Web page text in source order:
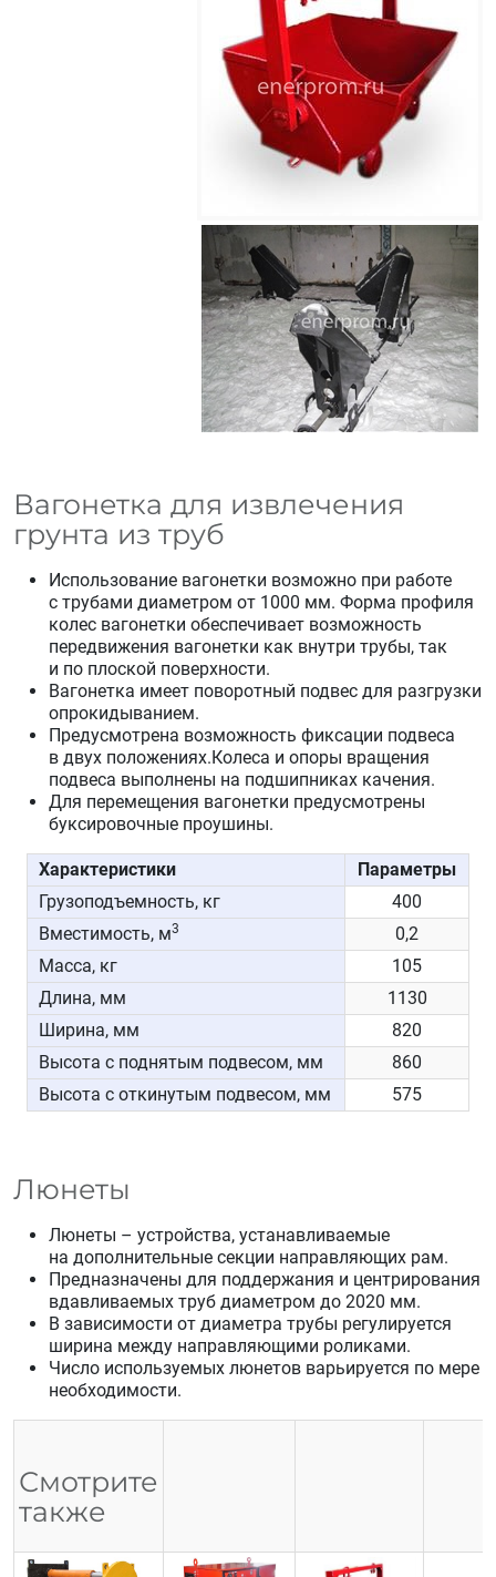
Вагонетка для извлечения
грунта из труб
Использование вагонетки возможно при работе
с трубами диаметром от 1000 мм. Форма профиля
колес вагонетки обеспечивает возможность
передвижения вагонетки как внутри трубы, так
и по плоской поверхности.
Вагонетка имеет поворотный подвес для разгрузки
опрокидыванием.
Предусмотрена возможность фиксации подвеса
в двух положениях.Колеса и опоры вращения
подвеса выполнены на подшипниках качения.
Для перемещения вагонетки предусмотрены
буксировочные проушины.
Характеристики
Параметры
Грузоподъемность, кг
400
Вместимость, м3
0,2
Масса, кг
105
Длина, мм
1130
Ширина, мм
820
Высота с поднятым подвесом, мм
860
Высота с откинутым подвесом, мм
575
Люнеты
Люнеты – устройства, устанавливаемые
на дополнительные секции направляющих рам.
Предназначены для поддержания и центрирования
вдавливаемых труб диаметром до 2020 мм.
В зависимости от диаметра трубы регулируется
ширина между направляющими роликами.
Число используемых люнетов варьируется по мере
необходимости.
Смотрите
также